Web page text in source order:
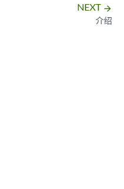
NEXT arrow_forward
介绍